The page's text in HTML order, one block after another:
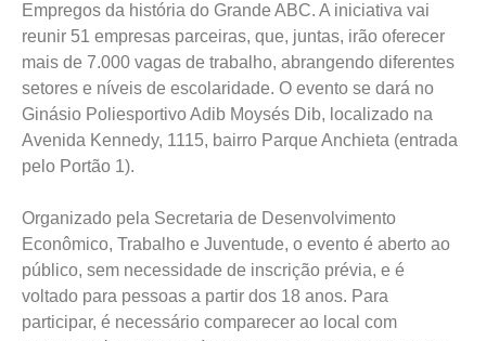
Empregos da história do Grande ABC. A iniciativa vai
reunir 51 empresas parceiras, que, juntas, irão oferecer
mais de 7.000 vagas de trabalho, abrangendo diferentes
setores e níveis de escolaridade. O evento se dará no
Ginásio Poliesportivo Adib Moysés Dib, localizado na
Avenida Kennedy, 1115, bairro Parque Anchieta (entrada
pelo Portão 1).
Organizado pela Secretaria de Desenvolvimento
Econômico, Trabalho e Juventude, o evento é aberto ao
público, sem necessidade de inscrição prévia, e é
voltado para pessoas a partir dos 18 anos. Para
participar, é necessário comparecer ao local com